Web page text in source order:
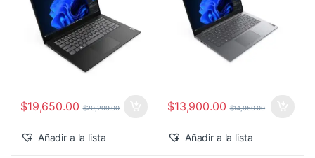
$19,650.00 $20,299.00
Añadir a la lista
$13,900.00 $14,950.00
Añadir a la lista